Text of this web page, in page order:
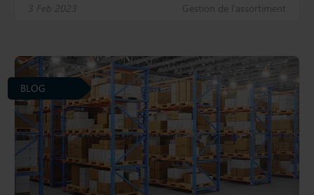
3 Feb 2023 Gestion de l'assortiment
BLOG